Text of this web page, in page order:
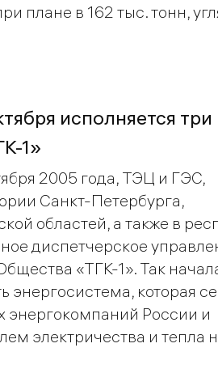
плане в 162 тыс. тонн,
исполняется
1»
2005 года, ТЭЦ и ГЭС,
Санкт-Петербурга,
областей, а также в
диспетчерское
«ТГК-1». Так
энергосистема, которая
энергокомпаний России и
электричества и тепла